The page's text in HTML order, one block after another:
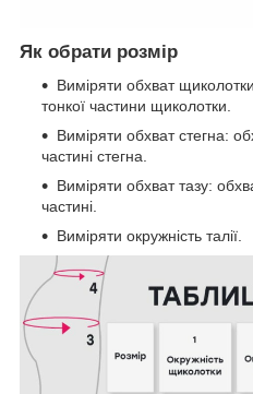
Як обрати розмір
Виміряти обхват
тонкої частини щиколотки.
Виміряти обхват стегна:
частині стегна.
Виміряти обхват тазу:
частині.
Виміряти окружність талії.